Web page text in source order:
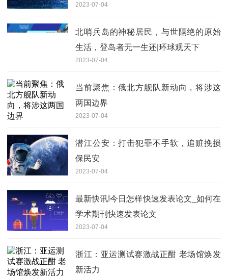
2023-07-04
北哨兵岛的神秘居民，与世隔绝的原始
生活，登岛者无一生还|环球观天下
2023-07-04
当前聚焦：俄北方舰队新动向，将涉这
两国边界
2023-07-04
潜江公安：打击犯罪不手软，追赃挽损
保民安
2023-07-04
最新快讯!今日怎样快速发表论文_如何在
学术期刊快速发表论文
2023-07-04
浙江：亚运测试赛激战正酣 老场馆焕发
新活力